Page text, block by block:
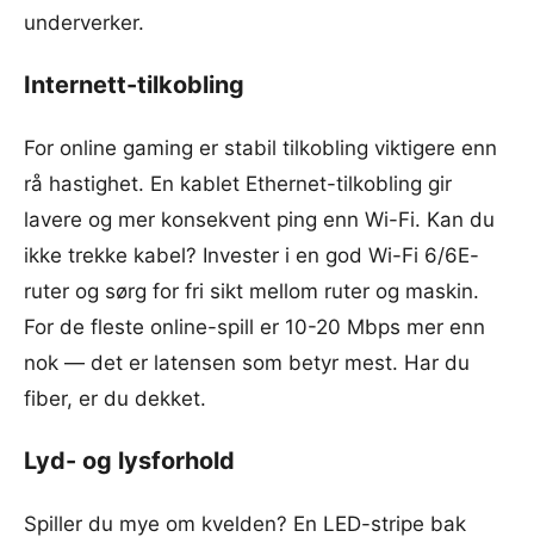
underverker.
Internett-tilkobling
For online gaming er stabil tilkobling viktigere enn
rå hastighet. En kablet Ethernet-tilkobling gir
lavere og mer konsekvent ping enn Wi-Fi. Kan du
ikke trekke kabel? Invester i en god Wi-Fi 6/6E-
ruter og sørg for fri sikt mellom ruter og maskin.
For de fleste online-spill er 10-20 Mbps mer enn
nok — det er latensen som betyr mest. Har du
fiber, er du dekket.
Lyd- og lysforhold
Spiller du mye om kvelden? En LED-stripe bak